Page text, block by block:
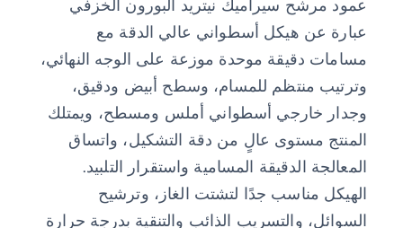
عمود مرشح سيراميك نيتريد البورون الخزفي
عبارة عن هيكل أسطواني عالي الدقة مع
مسامات دقيقة موحدة موزعة على الوجه النهائي،
وترتيب منتظم للمسام، وسطح أبيض ودقيق،
وجدار خارجي أسطواني أملس ومسطح، ويمتلك
المنتج مستوى عالٍ من دقة التشكيل، واتساق
المعالجة الدقيقة المسامية واستقرار التلبيد.
الهيكل مناسب جدًا لتشتت الغاز، وترشيح
السوائل، والتسريب الذائب والتنقية بدرجة حرارة